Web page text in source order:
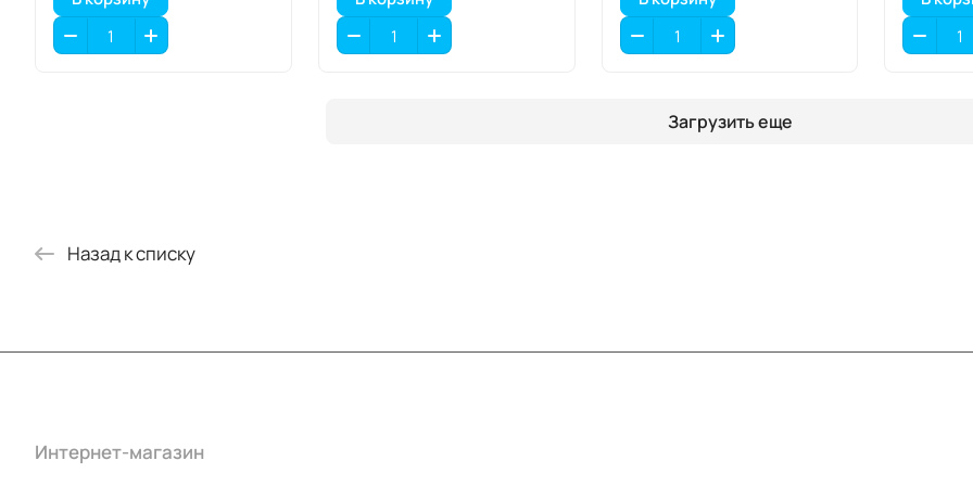
Загрузить еще
Назад к списку
Интернет-магазин